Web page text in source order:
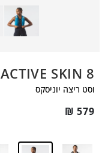
ACTIVE SKIN 8
וסט ריצה יוניסקס
₪ 579